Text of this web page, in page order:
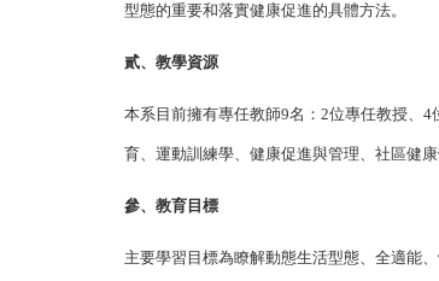
型態的重要和落實健康促進的具體方法。
貳、教學資源
本系目前擁有專任教師9名：2位專任教授、 4
育、運動訓練學、健康促進與管理、社區健
參、 教育目標
主要學習目標為瞭解動態生活型態、全適能